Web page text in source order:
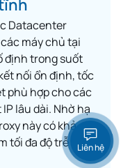
Datacenter
máy chủ tại
định trong suốt
nối ổn định, tốc
phù hợp cho các
lâu dài. Nhờ hạ
này có khả
tối đa độ trễ vàLiên hệ